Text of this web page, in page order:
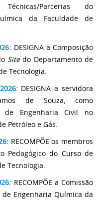
Parcerias do
da Faculdade de
DESIGNA a Composição
Sitedo Departamento de
Tecnologia.
DESIGNA a servidora
de Souza, como
de Engenharia Civil no
Petróleo e Gás.
RECOMPÕE os membros
Pedagógico do Curso de
Tecnologia.
RECOMPÕE a Comissão
Engenharia Química da